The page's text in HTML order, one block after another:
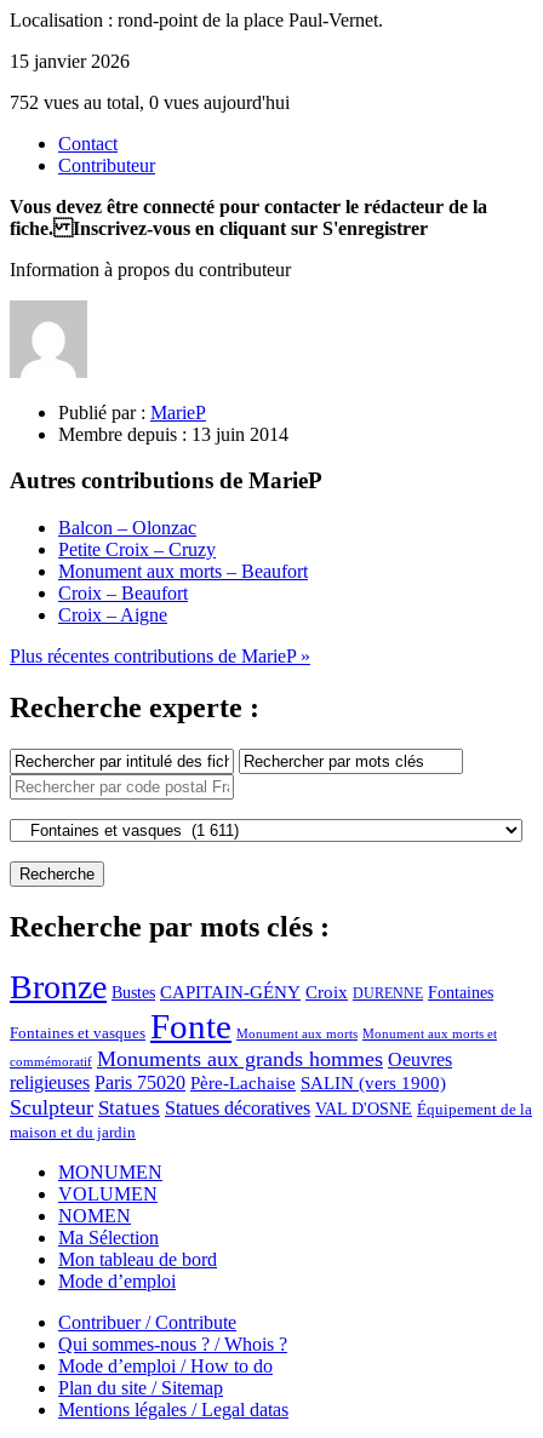
Localisation : rond-point de la place Paul-Vernet.
15 janvier 2026
752 vues au total, 0 vues aujourd'hui
Contact
Contributeur
Vous devez être connecté pour contacter le rédacteur de la
fiche. Inscrivez-vous en cliquant sur S'enregistrer
Information à propos du contributeur
Publié par : MarieP
Membre depuis : 13 juin 2014
Autres contributions de MarieP
Balcon – Olonzac
Petite Croix – Cruzy
Monument aux morts – Beaufort
Croix – Beaufort
Croix – Aigne
Plus récentes contributions de MarieP »
Recherche experte :
Recherche par mots clés :
Bronze Bustes CAPITAIN-GÉNY Croix DURENNE Fontaines
Fontaines et vasques Fonte Monument aux morts Monument aux morts et
commémoratif Monuments aux grands hommes Oeuvres
religieuses Paris 75020 Père-Lachaise SALIN (vers 1900)
Sculpteur Statues Statues décoratives VAL D'OSNE Équipement de la
maison et du jardin
MONUMEN
VOLUMEN
NOMEN
Ma Sélection
Mon tableau de bord
Mode d’emploi
Contribuer / Contribute
Qui sommes-nous ? / Whois ?
Mode d’emploi / How to do
Plan du site / Sitemap
Mentions légales / Legal datas